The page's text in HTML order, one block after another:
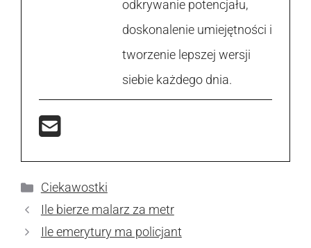
odkrywanie potencjału,
doskonalenie umiejętności i
tworzenie lepszej wersji
siebie każdego dnia.
Kategorie
Ciekawostki
Ile bierze malarz za metr
Ile emerytury ma policjant